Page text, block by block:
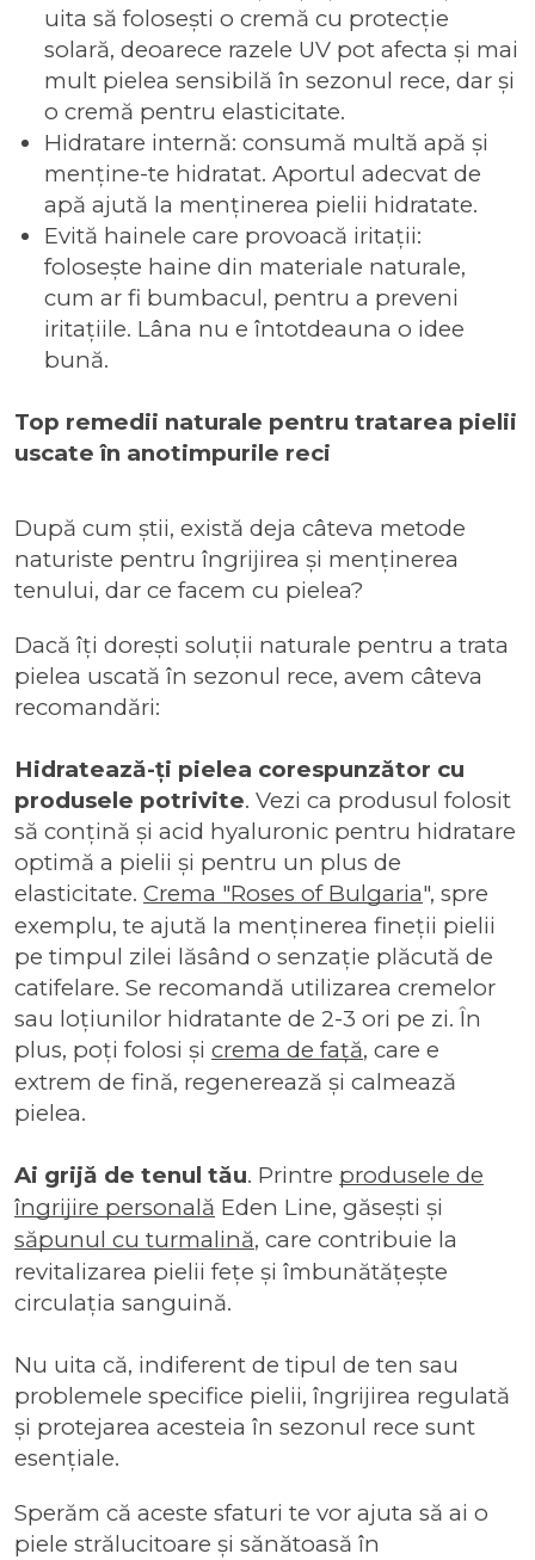
uita să folosești o cremă cu protecție
solară, deoarece razele UV pot afecta și mai
mult pielea sensibilă în sezonul rece, dar și
o cremă pentru elasticitate.
Hidratare internă: consumă multă apă și
menține-te hidratat. Aportul adecvat de
apă ajută la menținerea pielii hidratate.
Evită hainele care provoacă iritații:
folosește haine din materiale naturale,
cum ar fi bumbacul, pentru a preveni
iritațiile. Lâna nu e întotdeauna o idee
bună.
Top remedii naturale pentru tratarea pielii
uscate în anotimpurile reci
După cum știi, există deja câteva metode
naturiste pentru îngrijirea și menținerea
tenului, dar ce facem cu pielea?
Dacă îți dorești soluții naturale pentru a trata
pielea uscată în sezonul rece, avem câteva
recomandări:
Hidratează-ți pielea corespunzător cu
produsele potrivite. Vezi ca produsul folosit
să conțină și acid hyaluronic pentru hidratare
optimă a pielii și pentru un plus de
elasticitate. Crema "Roses of Bulgaria", spre
exemplu, te ajută la menținerea fineții pielii
pe timpul zilei lăsând o senzație plăcută de
catifelare. Se recomandă utilizarea cremelor
sau loțiunilor hidratante de 2-3 ori pe zi. În
plus, poți folosi și crema de față, care e
extrem de fină, regenerează și calmează
pielea.
Ai grijă de tenul tău. Printre produsele de
îngrijire personală Eden Line, găsești și
săpunul cu turmalină, care contribuie la
revitalizarea pielii fețe și îmbunătățește
circulația sanguină.
Nu uita că, indiferent de tipul de ten sau
problemele specifice pielii, îngrijirea regulată
și protejarea acesteia în sezonul rece sunt
esențiale.
Sperăm că aceste sfaturi te vor ajuta să ai o
piele strălucitoare și sănătoasă în